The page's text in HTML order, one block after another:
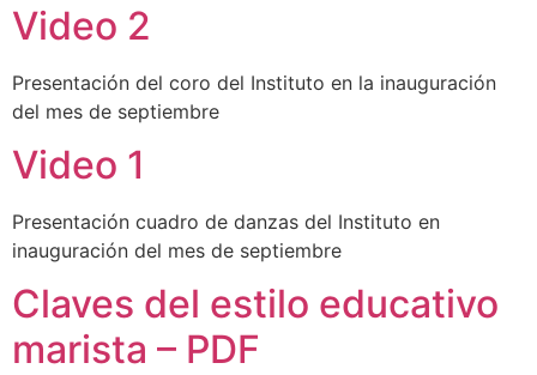
Video 2
Presentación del coro del Instituto en la inauguración
del mes de septiembre
Video 1
Presentación cuadro de danzas del Instituto en
inauguración del mes de septiembre
Claves del estilo educativo
marista – PDF